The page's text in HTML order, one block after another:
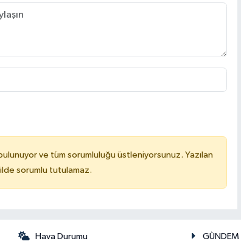
ve tüm sorumluluğu üstleniyorsunuz. Yazılan
sorumlu tutulamaz.
Hava Durumu
GÜNDEM